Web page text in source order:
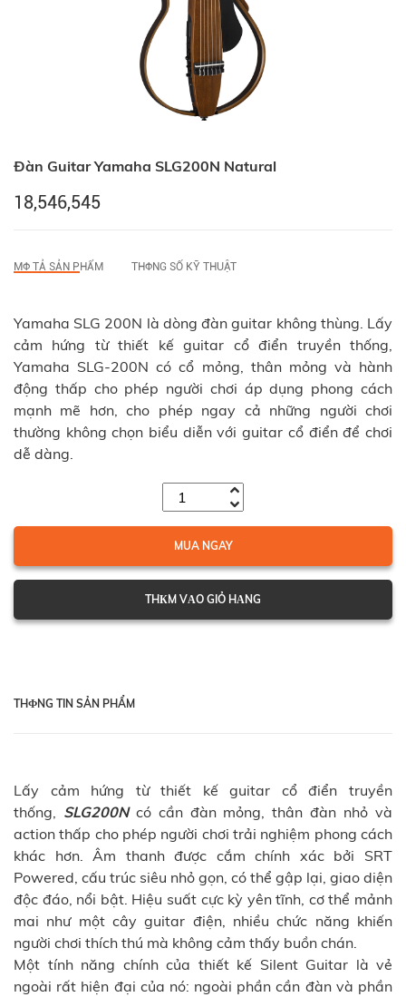
Đàn Guitar Yamaha SLG200N Natural
18,546,545
MФ TẢ SẢN PHẨM THФNG SỐ KỸ THUẬT
Yamaha SLG 200N là dòng đàn guitar không thùng. Lấy
cảm hứng từ thiết kế guitar cổ điển truyền thống,
Yamaha SLG-200N có cổ mỏng, thân mỏng và hành
động thấp cho phép người chơi áp dụng phong cách
mạnh mẽ hơn, cho phép ngay cả những người chơi
thường không chọn biểu diễn với guitar cổ điển để chơi
dễ dàng.
MUA NGAY
THКM VАO GIỎ HАNG
THФNG TIN SẢN PHẨM
Lấy cảm hứng từ thiết kế guitar cổ điển truyền
thống, SLG200Ncó cần đàn mỏng, thân đàn nhỏ và
action thấp cho phép người chơi trải nghiệm phong cách
khác hơn. Âm thanh được cắm chính xác bởi SRT
Powered, cấu trúc siêu nhỏ gọn, có thể gập lại, giao diện
độc đáo, nổi bật. Hiệu suất cực kỳ yên tĩnh, cơ thể mảnh
mai như một cây guitar điện, nhiều chức năng khiến
người chơi thích thú mà không cảm thấy buồn chán.
Một tính năng chính của thiết kế Silent Guitar là vẻ
ngoài rất hiện đại của nó: ngoài phần cần đàn và phần